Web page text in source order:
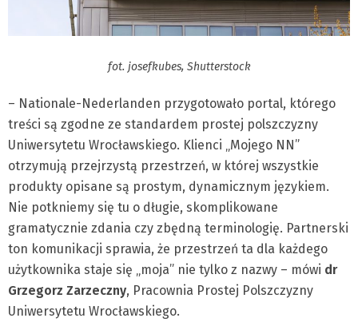
fot. josefkubes, Shutterstock
– Nationale-Nederlanden przygotowało portal, którego
treści są zgodne ze standardem prostej polszczyzny
Uniwersytetu Wrocławskiego. Klienci „Mojego NN”
otrzymują przejrzystą przestrzeń, w której wszystkie
produkty opisane są prostym, dynamicznym językiem.
Nie potkniemy się tu o długie, skomplikowane
gramatycznie zdania czy zbędną terminologię. Partnerski
ton komunikacji sprawia, że przestrzeń ta dla każdego
użytkownika staje się „moja” nie tylko z nazwy – mówi dr
Grzegorz Zarzeczny, Pracownia Prostej Polszczyzny
Uniwersytetu Wrocławskiego.